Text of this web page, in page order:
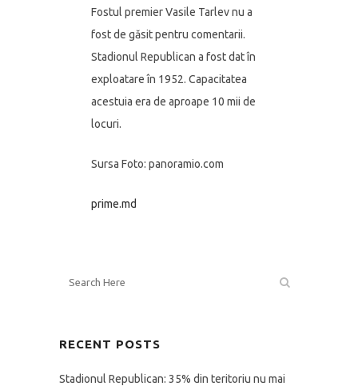
Fostul premier Vasile Tarlev nu a
fost de găsit pentru comentarii.
Stadionul Republican a fost dat în
exploatare în 1952. Capacitatea
acestuia era de aproape 10 mii de
locuri.
Sursa Foto: panoramio.com
prime.md
RECENT POSTS
Stadionul Republican: 35% din teritoriu nu mai